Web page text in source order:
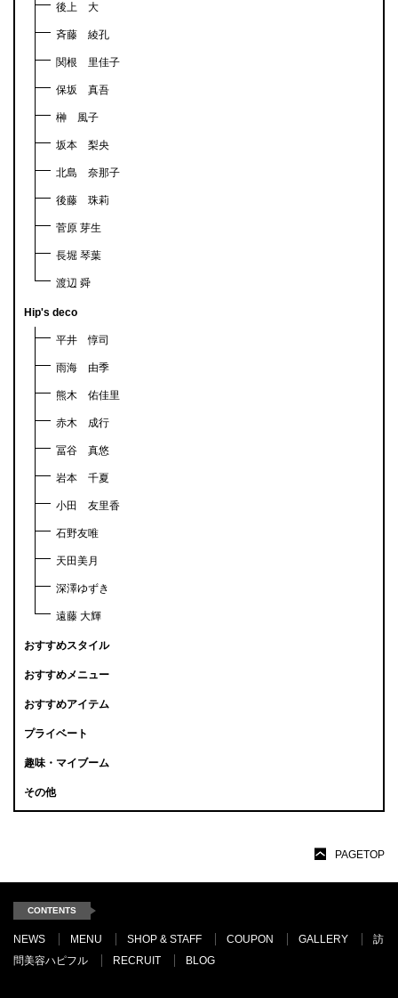
後上 大
斉藤 綾孔
関根 里佳子
保坂 真吾
榊 風子
坂本 梨央
北島 奈那子
後藤 珠莉
菅原 芽生
長堀 琴葉
渡辺 舜
Hip's deco
平井 惇司
雨海 由季
熊木 佑佳里
赤木 成行
冨谷 真悠
岩本 千夏
小田 友里香
石野友唯
天田美月
深澤ゆずき
遠藤 大輝
おすすめスタイル
おすすめメニュー
おすすめアイテム
プライベート
趣味・マイブーム
その他
PAGETOP
CONTENTS
NEWS MENU SHOP & STAFF COUPON GALLERY
訪
問美容ハピフル
RECRUIT BLOG